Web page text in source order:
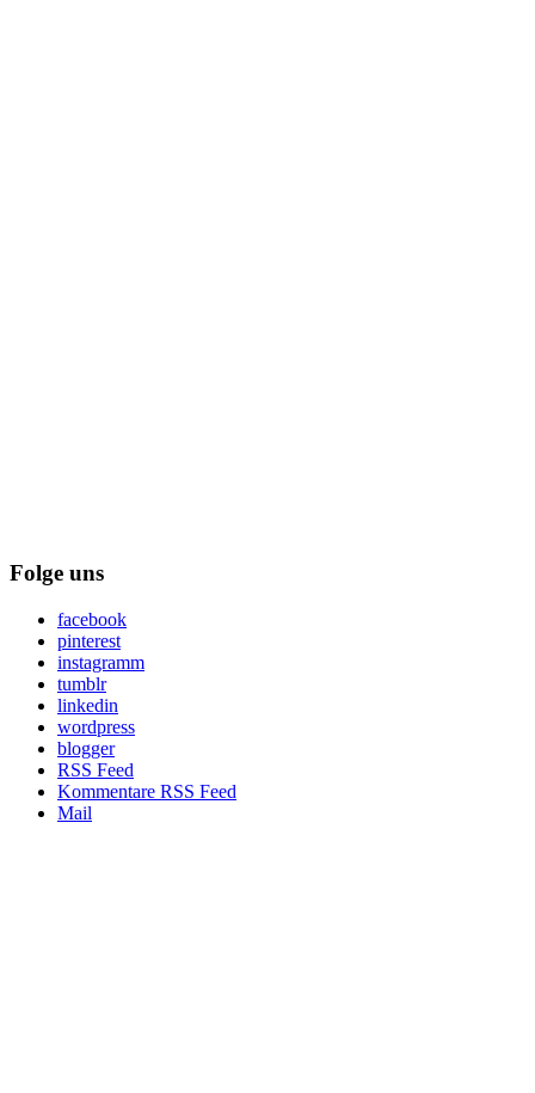
Folge uns
facebook
pinterest
instagramm
tumblr
linkedin
wordpress
blogger
RSS Feed
Kommentare RSS Feed
Mail